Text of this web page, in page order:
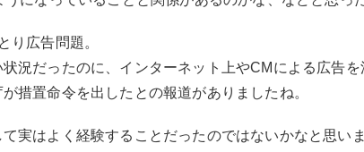
り広告問題。
況だったのに、インターネット上やCMによる広告
措置命令を出したとの報道がありましたね。
実はよく経験することだったのではないかなと思いま